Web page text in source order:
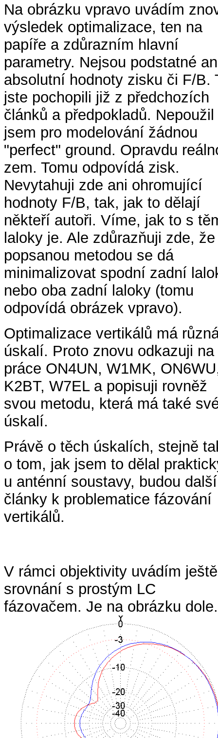
Na obrázku vpravo uvádím
výsledek optimalizace, ten na
papíře a zdůrazním hlavní
parametry. Nejsou podstatné
absolutní hodnoty zisku či F/B.
jste pochopili již z předchozích
článků a předpokladů. Nepoužil
jsem pro modelování žádnou
"perfect" ground. Opravdu
zem. Tomu odpovídá zisk.
Nevytahuji zde ani ohromující
hodnoty F/B, tak, jak to dělají
někteří autoři. Víme, jak to s
laloky je. Ale zdůrazňuji zde, že
popsanou metodou se dá
minimalizovat spodní zadní
nebo oba zadní laloky (tomu
odpovídá obrázek vpravo).
Optimalizace vertikálů má
úskalí. Proto znovu odkazuji na
práce ON4UN, W1MK,
K2BT, W7EL a popisuji rovněž
svou metodu, která má také
úskalí.
Právě o těch úskalích, stejně
o tom, jak jsem to dělal
u anténní soustavy, budou další
články k problematice fázování
vertikálů.
V rámci objektivity uvádím ještě
srovnání s prostým LC
fázovačem. Je na obrázku dole.